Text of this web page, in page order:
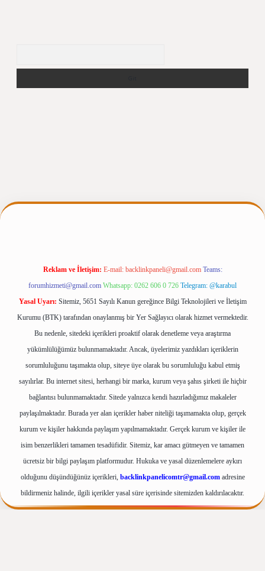
Reklam ve İletişim: E-mail: backlinkpaneli@gmail.com Teams:
forumhizmeti@gmail.com Whatsapp: 0262 606 0 726 Telegram: @karabul
Yasal Uyarı: Sitemiz, 5651 Sayılı Kanun gereğince Bilgi Teknolojileri ve İletişim
Kurumu (BTK) tarafından onaylanmış bir Yer Sağlayıcı olarak hizmet vermektedir.
Bu nedenle, sitedeki içerikleri proaktif olarak denetleme veya araştırma
yükümlülüğümüz bulunmamaktadır. Ancak, üyelerimiz yazdıkları içeriklerin
sorumluluğunu taşımakta olup, siteye üye olarak bu sorumluluğu kabul etmiş
sayılırlar. Bu internet sitesi, herhangi bir marka, kurum veya şahıs şirketi ile hiçbir
bağlantısı bulunmamaktadır. Sitede yalnızca kendi hazırladığımız makaleler
paylaşılmaktadır. Burada yer alan içerikler haber niteliği taşımamakta olup, gerçek
kurum ve kişiler hakkında paylaşım yapılmamaktadır. Gerçek kurum ve kişiler ile
isim benzerlikleri tamamen tesadüfidir. Sitemiz, kar amacı gütmeyen ve tamamen
ücretsiz bir bilgi paylaşım platformudur. Hukuka ve yasal düzenlemelere aykırı
olduğunu düşündüğünüz içerikleri, backlinkpanelicomtr@gmail.comadresine
bildirmeniz halinde, ilgili içerikler yasal süre içerisinde sitemizden kaldırılacaktır.